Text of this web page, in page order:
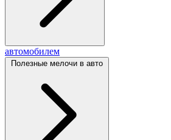
автомобилем
Полезные мелочи в авто